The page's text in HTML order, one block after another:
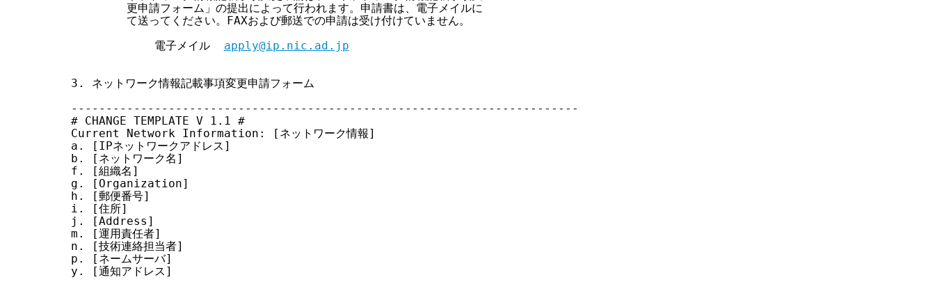
        更申請フォーム」の提出によって行われます。申請書は、電子メイルに
        て送ってください。FAXおよび郵送での申請は受け付けていません。
            電子メイル
apply@ip.nic.ad.jp
3. ネットワーク情報記載事項変更申請フォーム
-------------------------------------------------------------------------
# CHANGE TEMPLATE V 1.1 #
Current Network Information: [ネットワーク情報]
a. [IPネットワークアドレス]
b. [ネットワーク名]
f. [組織名]
g. [Organization]
h. [郵便番号]
i. [住所]
j. [Address]
m. [運用責任者]
n. [技術連絡担当者]
p. [ネームサーバ]
y. [通知アドレス]